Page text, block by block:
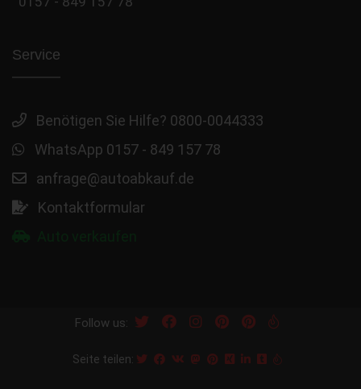
Service
Benötigen Sie Hilfe? 0800-0044333
WhatsApp 0157 - 849 157 78
anfrage@autoabkauf.de
Kontaktformular
Follow us:
Seite teilen: